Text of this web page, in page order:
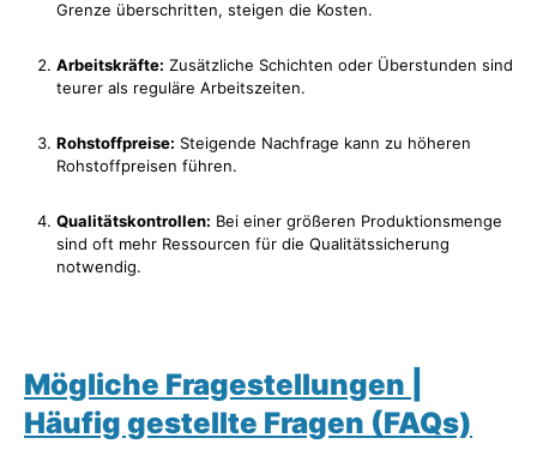
Grenze überschritten, steigen die Kosten.
Arbeitskräfte: Zusätzliche Schichten oder Überstunden sind
teurer als reguläre Arbeitszeiten.
Rohstoffpreise: Steigende Nachfrage kann zu höheren
Rohstoffpreisen führen.
Qualitätskontrollen: Bei einer größeren Produktionsmenge
sind oft mehr Ressourcen für die Qualitätssicherung
notwendig.
Mögliche Fragestellungen |
Häufig gestellte Fragen (FAQs)